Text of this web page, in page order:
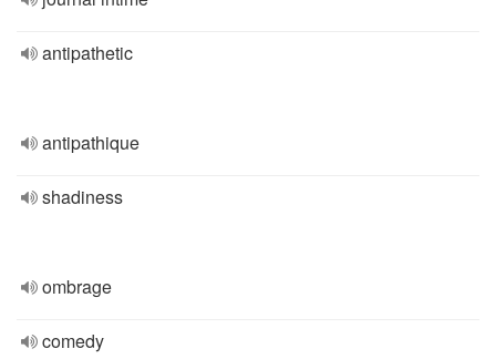
antipathetic
antipathique
shadiness
ombrage
comedy